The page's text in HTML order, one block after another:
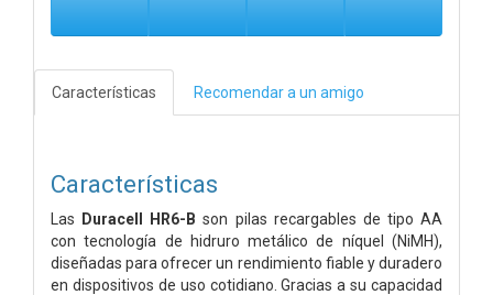
Características Recomendar a un amigo
Características
Las Duracell HR6-B son pilas recargables de tipo AA
con tecnología de hidruro metálico de níquel (NiMH),
diseñadas para ofrecer un rendimiento fiable y duradero
en dispositivos de uso cotidiano. Gracias a su capacidad